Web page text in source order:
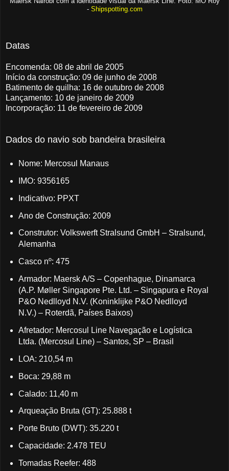
- Shipspotting.com
Datas
Encomenda: 08 de abril de 2005
Início da construção: 09 de junho de 2008
Batimento de quilha: 16 de outubro de 2008
Lançamento: 10 de janeiro de 2009
Incorporação: 11 de fevereiro de 2009
Dados do navio sob bandeira brasileira
Nome: Mercosul Manaus
IMO: 9356165
Indicativo: PPXT
Ano de Construção: 2009
Construtor: Volkswerft Stralsund GmbH – Stralsund,
Alemanha
Casco nº: 475
Armador: Maersk A/S – Copenhague, Dinamarca
(A.P. Møller Singapore Pte. Ltd. – Singapura e Royal
P&O Nedlloyd N.V. (Koninklijke P&O Nedlloyd
N.V.) – Roterdã, Países Baixos)
Afretador: Mercosul Line Navegação e Logística
Ltda. (Mercosul Line) – Santos, SP – Brasil
LOA: 210,54 m
Boca: 29,88 m
Calado: 11,40 m
Arqueação Bruta (GT): 25.888 t
Porte Bruto (DWT): 35.220 t
Capacidade: 2.478 TEU
Tomadas Reefer: 488